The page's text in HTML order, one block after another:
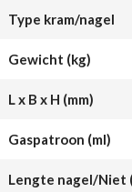
Type kram/nagel
Gewicht (kg)
L x B x H (mm)
Gaspatroon (ml)
Lengte nagel/Niet